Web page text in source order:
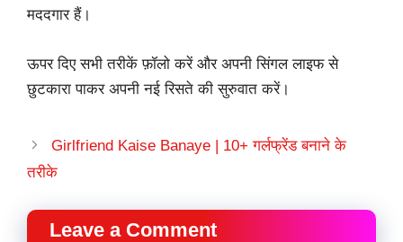
मददगार हैं।
ऊपर दिए सभी तरीकें फ़ॉलो करें और अपनी सिंगल लाइफ से
छुटकारा पाकर अपनी नई रिसते की सुरुवात करें।
Girlfriend Kaise Banaye | 10+ गर्लफ्रेंड बनाने के
तरीके
Leave a Comment